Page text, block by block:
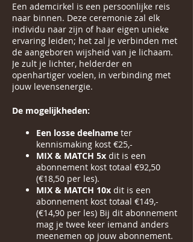
Een ademcirkel is een persoonlijke reis
naar binnen. Deze ceremonie zal elk
individu naar zijn of haar eigen unieke
ervaring leiden; het zal je verbinden met
de aangeboren wijsheid van je lichaam.
Je zult je lichter, helderder en
openhartiger voelen, in verbinding met
jouw levensenergie.
De mogelijkheden:
Een losse deelname ter
kennismaking kost €25,-
MIX & MATCH 5x dit is een
abonnement kost totaal €92,50
(€18,50 per les).
MIX & MATCH 10x dit is een
abonnement kost totaal €149,-
(€14,90 per les) Bij dit abonnement
mag je twee keer iemand anders
meenemen op jouw abonnement.